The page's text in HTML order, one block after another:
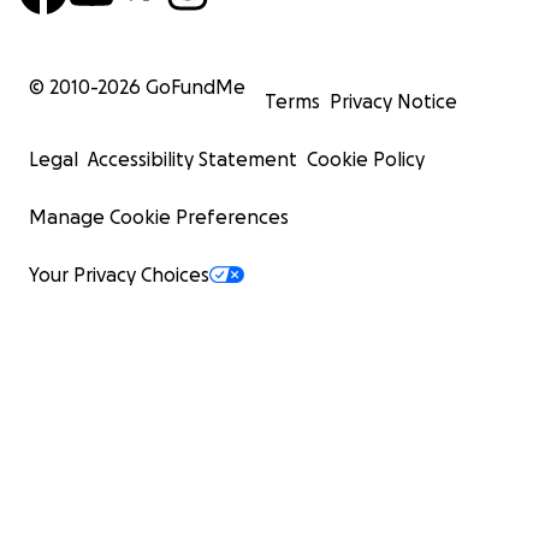
© 2010-2026 GoFundMe
Terms Privacy Notice
Legal Accessibility Statement Cookie Policy
Manage Cookie Preferences
Your Privacy Choices